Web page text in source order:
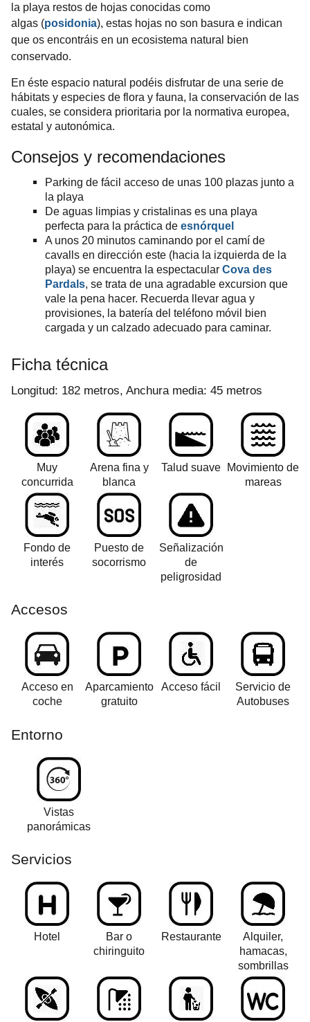
la playa restos de hojas conocidas como
algas (posidonia), estas hojas no son basura e indican
que os encontráis en un ecosistema natural bien
conservado.
En éste espacio natural podéis disfrutar de una serie de
hábitats y especies de flora y fauna, la conservación de las
cuales, se considera prioritaria por la normativa europea,
estatal y autonómica.
Consejos y recomendaciones
Parking de fácil acceso de unas 100 plazas junto a
la playa
De aguas limpias y cristalinas es una playa
perfecta para la práctica de esnórquel
A unos 20 minutos caminando por el camí de
cavalls en dirección este (hacia la izquierda de la
playa) se encuentra la espectacular Cova des
Pardals, se trata de una agradable excursion que
vale la pena hacer. Recuerda llevar agua y
provisiones, la batería del teléfono móvil bien
cargada y un calzado adecuado para caminar.
Ficha técnica
Longitud: 182 metros, Anchura media: 45 metros
Muy
concurrida
Arena fina y
blanca
Talud suave Movimiento de
mareas
Fondo de
interés
Puesto de
socorrismo
Señalización
de
peligrosidad
Accesos
Acceso en
coche
Aparcamiento
gratuito
Acceso fácil
Servicio de
Autobuses
Entorno
Vistas
panorámicas
Servicios
Hotel
Bar o
chiringuito
Restaurante
Alquiler,
hamacas,
sombrillas